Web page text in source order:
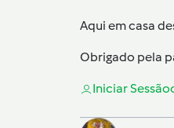
Aqui em casa
Obrigado pela
Iniciar Sessão